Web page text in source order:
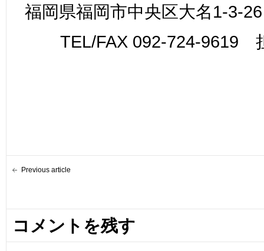
福岡県福岡市中央区大名1-3-
TEL/FAX 092-724-9619
Previous article
コメントを残す